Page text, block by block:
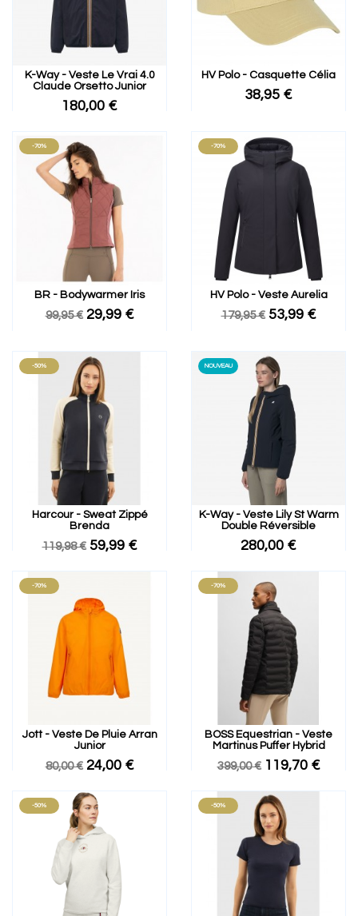
K-Way - Veste Le Vrai 4.0
Claude Orsetto Junior
180,00 €
HV Polo - Casquette Célia
38,95 €
BR - Bodywarmer Iris
99,95 € 29,99 €
-70%
HV Polo - Veste Aurelia
179,95 € 53,99 €
-70%
Harcour - Sweat Zippé
Brenda
119,98 € 59,99 €
-50%
K-Way - Veste Lily St Warm
Double Réversible
280,00 €
NOUVEAU
Jott - Veste De Pluie Arran
Junior
80,00 € 24,00 €
-70%
BOSS Equestrian - Veste
Martinus Puffer Hybrid
399,00 € 119,70 €
-70%
-50% -50%